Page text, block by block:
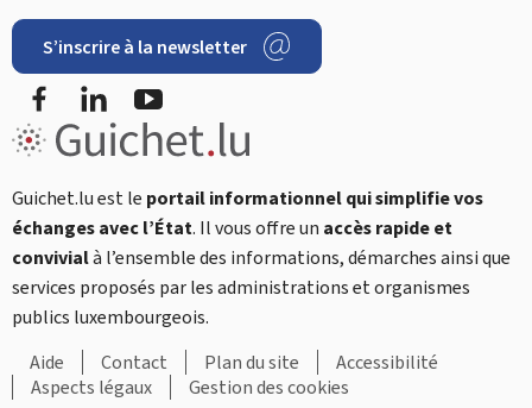
S’inscrire à la newsletter
FacebookLinkedIn
Guichet.lu est le portail informationnel qui simplifie vos
échanges avec l’État. Il vous offre un accès rapide et
convivialà l’ensemble des informations, démarches ainsi que
services proposés par les administrations et organismes
publics luxembourgeois.
Aide
Contact Plan du site
Accessibilité
Aspects légaux
Gestion des cookies